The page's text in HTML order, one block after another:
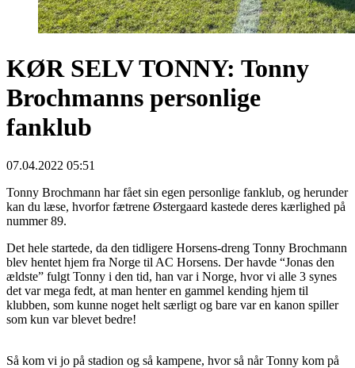
KØR SELV TONNY: Tonny
Brochmanns personlige
fanklub
07.04.2022 05:51
Tonny Brochmann har fået sin egen personlige fanklub, og herunder
kan du læse, hvorfor fætrene Østergaard kastede deres kærlighed på
nummer 89.
Det hele startede, da den tidligere Horsens-dreng Tonny Brochmann
blev hentet hjem fra Norge til AC Horsens. Der havde “Jonas den
ældste” fulgt Tonny i den tid, han var i Norge, hvor vi alle 3 synes
det var mega fedt, at man henter en gammel kending hjem til
klubben, som kunne noget helt særligt og bare var en kanon spiller
som kun var blevet bedre!
Så kom vi jo på stadion og så kampene, hvor så når Tonny kom på